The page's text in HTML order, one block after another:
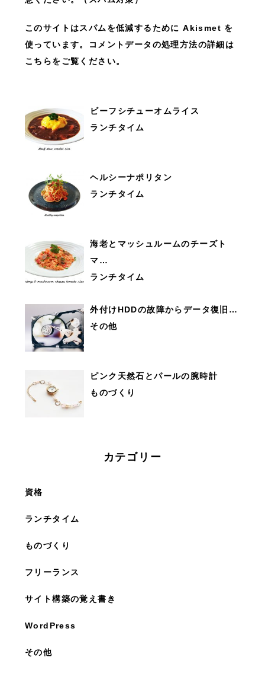
このサイトはスパムを低減するために Akismet を
使っています。
コメントデータの処理方法の詳細は
こちらをご覧ください。
ビーフシチューオムライス
ランチタイム
ヘルシーナポリタン
ランチタイム
海老とマッシュルームのチーズト
マ…
ランチタイム
外付けHDDの故障からデータ復旧…
その他
ピンク天然石とパールの腕時計
ものづくり
カテゴリー
資格
ランチタイム
ものづくり
フリーランス
サイト構築の覚え書き
WordPress
その他